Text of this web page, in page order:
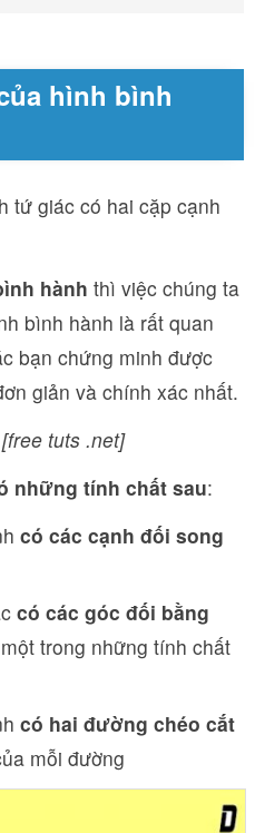
hình bình
tứ giác có hai cặp cạnh
hành thì việc chúng ta
bình hành là rất quan
bạn chứng minh được
giản và chính xác nhất.
tuts .net]
những tính chất sau:
có các cạnh đối song
có các góc đối bằng
trong những tính chất
có hai đường chéo cắt
mỗi đường